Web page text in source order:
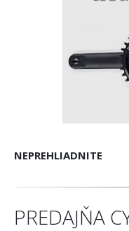
NEPREHLIADNITE
PREDAJŇA